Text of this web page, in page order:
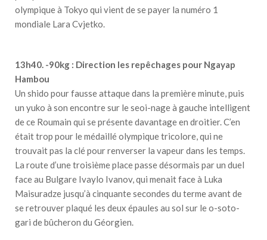
olympique à Tokyo qui vient de se payer la numéro 1
mondiale Lara Cvjetko.
13h40. -90kg : Direction les repêchages pour Ngayap
Hambou
Un shido pour fausse attaque dans la première minute, puis
un yuko à son encontre sur le seoi-nage à gauche intelligent
de ce Roumain qui se présente davantage en droitier. C’en
était trop pour le médaillé olympique tricolore, qui ne
trouvait pas la clé pour renverser la vapeur dans les temps.
La route d’une troisième place passe désormais par un duel
face au Bulgare Ivaylo Ivanov, qui menait face à Luka
Maisuradze jusqu’à cinquante secondes du terme avant de
se retrouver plaqué les deux épaules au sol sur le o-soto-
gari de bûcheron du Géorgien.